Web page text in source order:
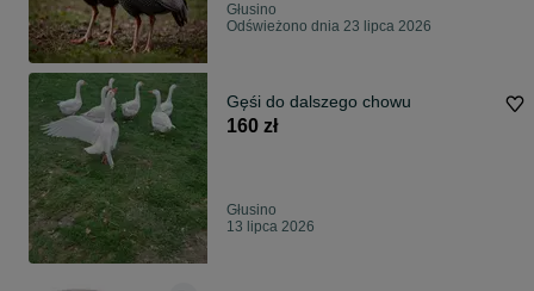
Głusino
Odświeżono dnia 23 lipca 2026
Gęśi do dalszego chowu
160 zł
Głusino
13 lipca 2026